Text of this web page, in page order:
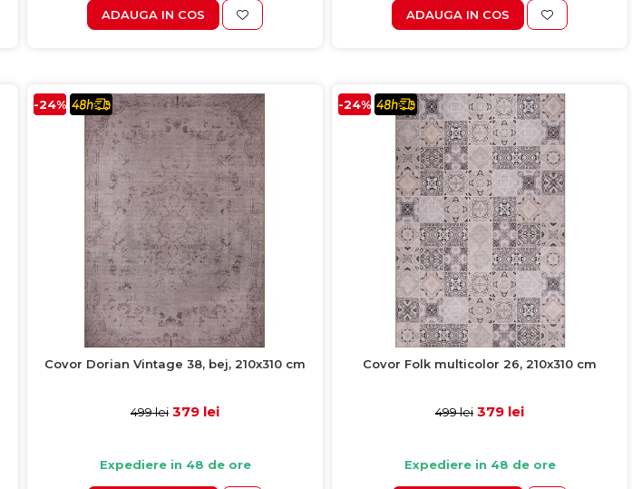
ADAUGA IN COS ADAUGA IN COS
-24%
Covor Dorian Vintage 38, bej, 210x310 cm
499 lei 379 lei
Expediere in 48 de ore
-24%
Covor Folk multicolor 26, 210x310 cm
499 lei 379 lei
Expediere in 48 de ore